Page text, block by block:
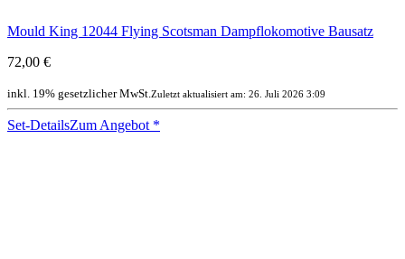
Mould King 12044 Flying Scotsman Dampflokomotive Bausatz
72,00 €
inkl. 19% gesetzlicher MwSt. Zuletzt aktualisiert am: 26. Juli 2026 3:09
Set-DetailsZum Angebot *